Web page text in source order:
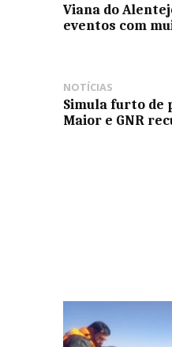
Viana do
eventos com
NOTÍCIAS
Simula furto de
Maior e GNR